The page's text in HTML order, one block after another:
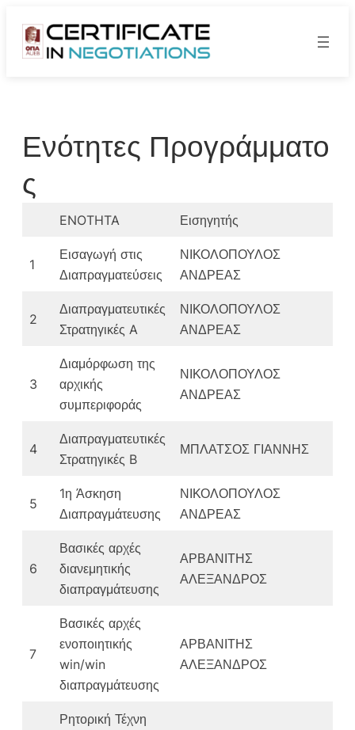
content
Ενότητες Προγράμματο
ς
ENOTHTA Εισηγητής
1
Εισαγωγή στις
Διαπραγματεύσεις
ΝΙΚΟΛΟΠΟΥΛΟΣ
ΑΝΔΡΕΑΣ
2
Διαπραγματευτικές
Στρατηγικές A
ΝΙΚΟΛΟΠΟΥΛΟΣ
ΑΝΔΡΕΑΣ
3
Διαμόρφωση της
αρχικής
συμπεριφοράς
ΝΙΚΟΛΟΠΟΥΛΟΣ
ΑΝΔΡΕΑΣ
4
Διαπραγματευτικές
Στρατηγικές B
ΜΠΛΑΤΣΟΣ ΓΙΑΝΝΗΣ
5
1η Άσκηση
Διαπραγμάτευσης
ΝΙΚΟΛΟΠΟΥΛΟΣ
ΑΝΔΡΕΑΣ
6
Βασικές αρχές
διανεμητικής
διαπραγμάτευσης
ΑΡΒΑΝΙΤΗΣ
ΑΛΕΞΑΝΔΡΟΣ
7
Βασικές αρχές
ενοποιητικής
win/win
διαπραγμάτευσης
ΑΡΒΑΝΙΤΗΣ
ΑΛΕΞΑΝΔΡΟΣ
Ρητορική Τέχνη